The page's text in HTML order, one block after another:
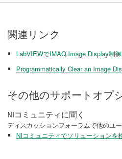
関連リンク
LabVIEWでIMAQ Image Display制
Programmatically Clear an Image
その他のサポートオプ
NIコミュニティに聞く
ディスカッションフォーラムで他のユ
NIコミュニティでソリューションを